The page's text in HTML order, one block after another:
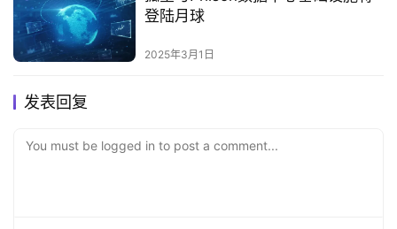
登陆月球‌
2025年3月1日
发表回复
You must be logged in to post a comment...